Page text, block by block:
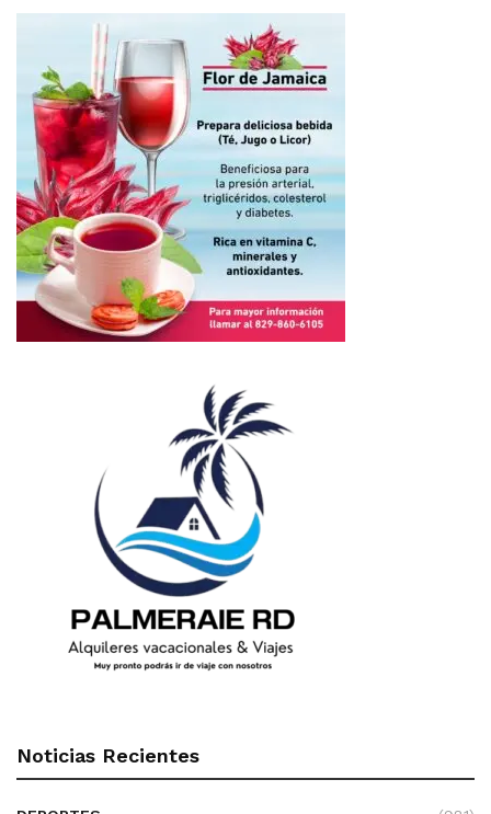
Noticias Recientes